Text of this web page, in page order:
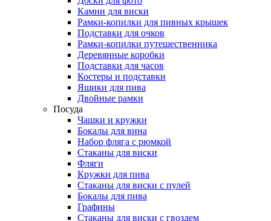
Камни для виски
Рамки-копилки для пивных крышек
Подставки для очков
Рамки-копилки путешественника
Деревянные коробки
Подставки для часов
Костеры и подставки
Ящики для пива
Двойные рамки
Посуда
Чашки и кружки
Бокалы для вина
Набор фляга с рюмкой
Стаканы для виски
Фляги
Кружки для пива
Стаканы для виски с пулей
Бокалы для пива
Графины
Стаканы для виски с гвоздем